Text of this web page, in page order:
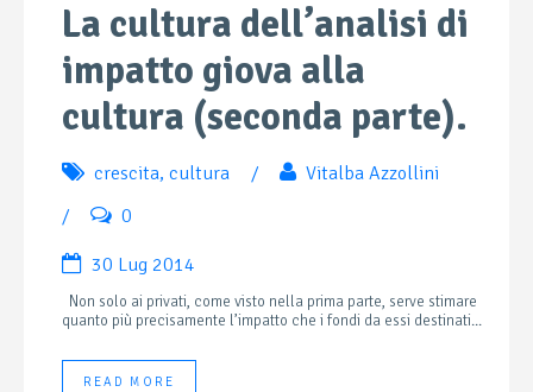
La cultura dell’analisi di
impatto giova alla
cultura (seconda parte).
crescita, cultura /
Vitalba Azzollini
/
0
30 Lug 2014
Non solo ai privati, come visto nella prima parte, serve stimare
quanto più precisamente l’impatto che i fondi da essi destinati...
READ MORE